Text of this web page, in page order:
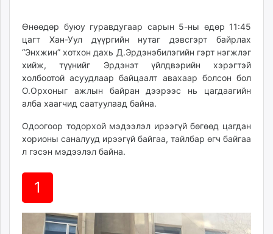
Baabar.mn
tovch.mn
ikon.mn
mnb.mn
Livetv.mn
Eguur.mn
shuud.mn
eagle.mn
zarig.mn
today.mn
mminfo.mn
13:24:22
05:25:14
Өнөөдөр буюу гуравдугаар сарын 5-ны өдөр 11:45
цагт Хан-Уул дүүргийн нутаг дэвсгэрт байрлах
“Энхжин” хотхон дахь Д.Эрдэнэбилэгийн гэрт нэгжлэг
хийж, түүнийг Эрдэнэт үйлдвэрийн хэрэгтэй
холбоотой асуудлаар байцаалт авахаар болсон бол
О.Орхоныг ажлын байран дээрээс нь цагдаагийн
алба хаагчид саатуулаад байна.
Одоогоор тодорхой мэдээлэл ирээгүй бөгөөд цагдан
хорионы саналууд ирээгүй байгаа, тайлбар өгч байгаа
л гэсэн мэдээлэл байна.
1